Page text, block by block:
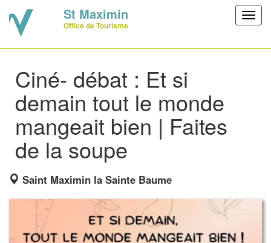
St Maximin
Office de Tourisme
Ciné- débat : Et si
demain tout le monde
mangeait bien | Faites
de la soupe
Saint Maximin la Sainte Baume